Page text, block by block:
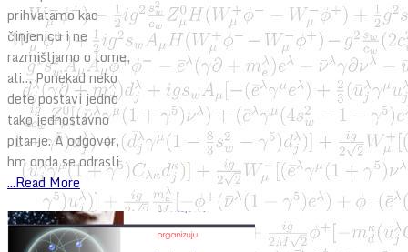
prihvatamo kao
činjenicu i ne
razmišljamo o tome,
ali… Ponekad neko
dete postavi jedno
tako jednostavno
pitanje. A odgovor,
hm onda se odrasli
...Read More